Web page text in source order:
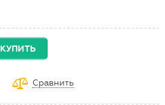
КУПИТЬ
Сравнить